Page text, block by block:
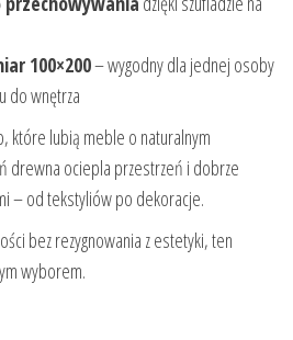
100×200– wygodny dla jednej osoby
do wnętrza
które lubią meble o naturalnym
drewna ociepla przestrzeń i dobrze
– od tekstyliów po dekoracje.
bez rezygnowania z estetyki, ten
wyborem.